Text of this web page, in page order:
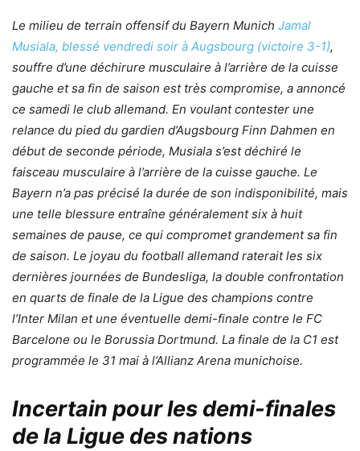
Le milieu de terrain offensif du Bayern Munich Jamal
Musiala, blessé vendredi soir à Augsbourg (victoire 3-1),
souffre d’une déchirure musculaire à l’arrière de la cuisse
gauche et sa fin de saison est très compromise, a annoncé
ce samedi le club allemand. En voulant contester une
relance du pied du gardien d’Augsbourg Finn Dahmen en
début de seconde période, Musiala s’est déchiré le
faisceau musculaire à l’arrière de la cuisse gauche. Le
Bayern n’a pas précisé la durée de son indisponibilité, mais
une telle blessure entraîne généralement six à huit
semaines de pause, ce qui compromet grandement sa fin
de saison. Le joyau du football allemand raterait les six
dernières journées de Bundesliga, la double confrontation
en quarts de finale de la Ligue des champions contre
l’Inter Milan et une éventuelle demi-finale contre le FC
Barcelone ou le Borussia Dortmund. La finale de la C1 est
programmée le 31 mai à l’Allianz Arena munichoise.
Incertain pour les demi-finales
de la Ligue des nations